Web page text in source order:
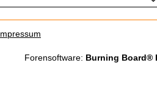
Impressum
Forensoftware: Burning Board®